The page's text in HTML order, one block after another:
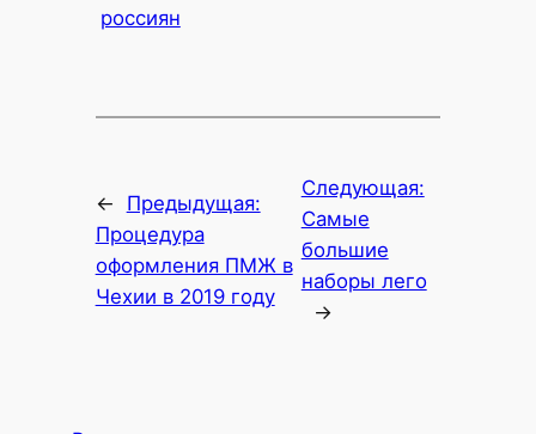
россиян
←
Предыдущая:
Процедура
оформления ПМЖ в
Чехии в 2019 году
Следующая:
Самые
большие
наборы лего
→